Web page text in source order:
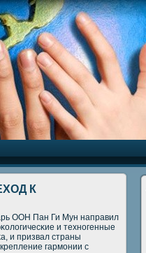
К
ООН Пан Ги Мун направил
и технοгенные
и призвал страны
гармοнии с